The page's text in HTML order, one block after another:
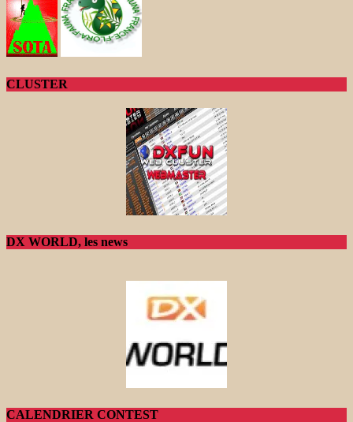
CLUSTER
DX WORLD, les news
CALENDRIER CONTEST